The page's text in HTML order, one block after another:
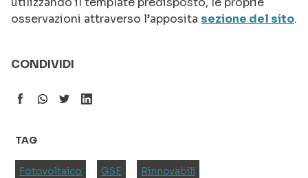
osservazioni attraverso l’apposita sezione del sito.
CONDIVIDI
TAG
Fotovoltaico GSE Rinnovabili